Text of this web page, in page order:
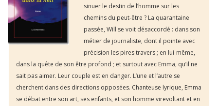
sinuer le destin de l’homme sur les
chemins du peut-être ? La quarantaine
passée, Will se voit désaccordé : dans son
métier de journaliste, dont il pointe avec
précision les pires travers ; en lui-même,
dans la quête de son être profond ; et surtout avec Emma, qu’il ne
sait pas aimer. Leur couple est en danger. L’une et l’autre se
cherchent dans des directions opposées. Chanteuse lyrique, Emma
se débat entre son art, ses enfants, et son homme virevoltant et en